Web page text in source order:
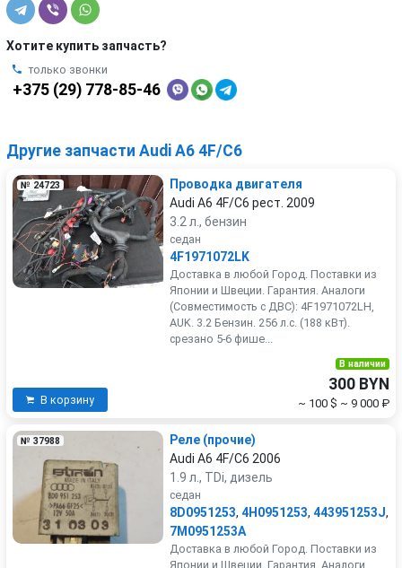
Хотите купить запчасть?
только звонки
+375 (29) 778-85-46
Другие запчасти Audi A6 4F/C6
№ 24723
Проводка двигателя
Audi A6 4F/C6 рест. 2009
3.2 л., бензин
седан
4F1971072LK
Доставка в любой Город. Поставки из
Японии и Швеции. Гарантия. Аналоги
(Совместимость с ДВС): 4F1971072LH,
AUK. 3.2 Бензин. 256 л.с. (188 кВт).
срезано 5-6 фише...
В корзину
В наличии
300 BYN
~ 100 $ ~ 9 000 ₽
№ 37988
Реле (прочие)
Audi A6 4F/C6 2006
1.9 л., TDi, дизель
седан
8D0951253, 4H0951253, 443951253J,
7M0951253A
Доставка в любой Город. Поставки из
Японии и Швеции. Гарантия. Аналоги